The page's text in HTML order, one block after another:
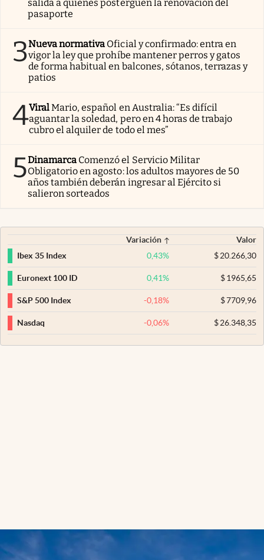
salida a quienes posterguen la renovación del
pasaporte
3Nueva normativa Oficial y confirmado: entra en
vigor la ley que prohíbe mantener perros y gatos
de forma habitual en balcones, sótanos, terrazas y
patios
4ViralMario, español en Australia: “Es difícil
aguantar la soledad, pero en 4 horas de trabajo
cubro el alquiler de todo el mes”
5Dinamarca Comenzó el Servicio Militar
Obligatorio en agosto: los adultos mayores de 50
años también deberán ingresar al Ejército si
salieron sorteados
Variación
Valor
Ibex 35 Index
0,43% $20.266,30
Euronext 100 ID 0,41% $1965,65
S&P 500 Index -0,18% $7709,96
Nasdaq -0,06% $26.348,35